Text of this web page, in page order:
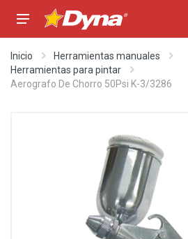
Inicio
Herramientas manuales
Herramientas para pintar
Aerografo De Chorro 50Psi K-3/3286